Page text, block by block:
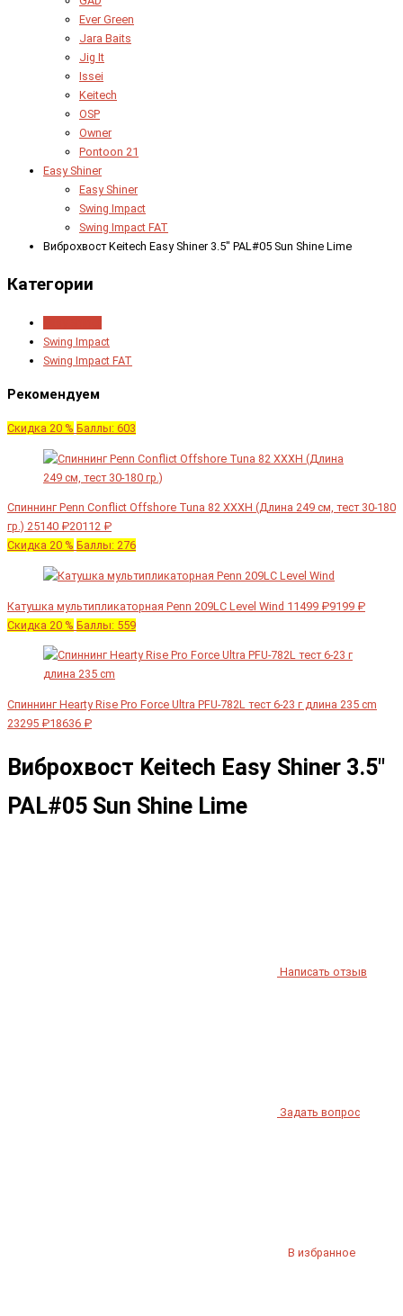
Ever Green
Jara Baits
Jig It
Issei
Keitech
OSP
Owner
Pontoon 21
Easy Shiner
Easy Shiner
Swing Impact
Swing Impact FAT
Виброхвост Keitech Easy Shiner 3.5" PAL#05 Sun Shine Lime
Категории
Swing Impact
Swing Impact FAT
Рекомендуем
Скидка 20 % Баллы: 603
Спиннинг Penn Conflict Offshore Tuna 82 XXXH (Длина 249 см, тест 30-180
гр.) 25140 ₽20112 ₽
Скидка 20 % Баллы: 276
Катушка мультипликаторная Penn 209LC Level Wind 11499 ₽9199 ₽
Скидка 20 % Баллы: 559
Спиннинг Hearty Rise Pro Force Ultra PFU-782L тест 6-23 г длина 235 cm
23295 ₽18636 ₽
Виброхвост Keitech Easy Shiner 3.5"
PAL#05 Sun Shine Lime
Написать отзыв
Задать вопрос
В избранное